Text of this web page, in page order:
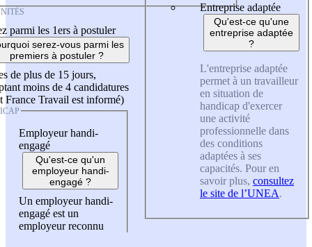
parmi les 1ers à postuler
serez-vous parmi les
premiers à postuler ?
de plus de 15 jours,
moins de 4 candidatures
France Travail est informé)
Employeur handi-
engagé
Qu'est-ce qu'un
employeur handi-
engagé ?
Un employeur handi-
engagé est un
employeur reconnu
Entreprise adaptée
Qu'est-ce qu'une
entreprise adaptée
?
L'entreprise adaptée
permet à un travailleur
en situation de
handicap d'exercer
une activité
professionnelle dans
des conditions
adaptées à ses
capacités. Pour en
savoir plus, consultez
le site de l’UNEA.